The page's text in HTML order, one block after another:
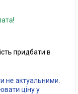
придбати в
не актуальними.
ціну у